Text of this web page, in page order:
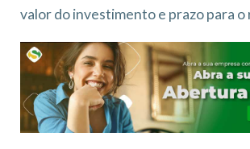
valor do investimento e prazo para